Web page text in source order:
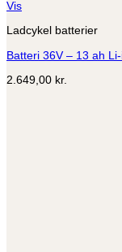
Vis
Ladcykel batterier
Batteri 36V – 13 ah
2.649,00 kr.